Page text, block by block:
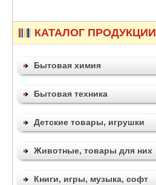
КАТАЛОГ ПРОДУКЦИИ
Бытовая химия
Бытовая техника
Детские товары, игрушки
Животные, товары для них
Книги, игры, музыка, софт